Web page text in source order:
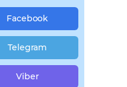
Facebook
Telegram
Viber